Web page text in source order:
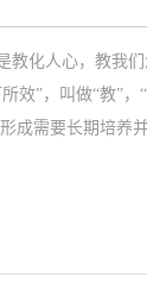
教化人心，教我
效”，叫做“教”，
成需要长期培养